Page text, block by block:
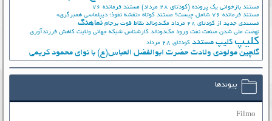
مستند بازخوانی یک پرونده (کودتای 28 مرداد)
مستند فرمانده 76
مستند فرمانده 76 شامل چیست؟
مستند کوتاه «نقشه نفوذ؛ دیپلماسی همبرگری»
مستندی جدید از کودتای 28 مرداد
مک‌دونالد نقاط قوت برجام نماهنگ
نهضت ملي شدن صنعت نفت ورود مک‌دونالد کارشناس شبکه جهانی ولایت کاهش فرزندآوری
کلیپ کلیپ مستند کودتای 28 مرداد
گلچین مولودی ولادت حضرت ابوالفضل العباس(ع) با نوای محمود کریمی
پیوندها
Filmo